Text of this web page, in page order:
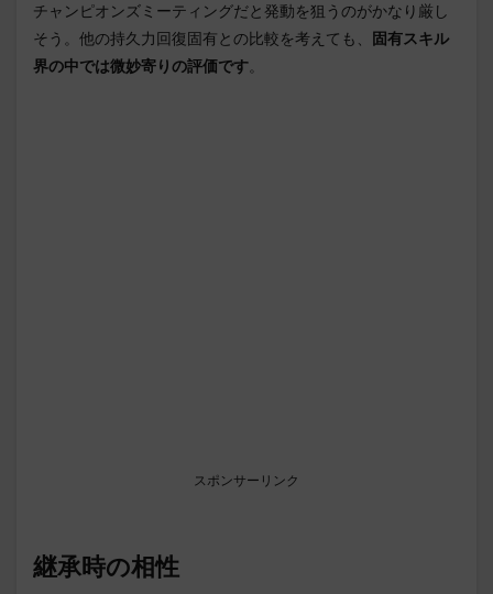
チャンピオンズミーティングだと発動を狙うのがかなり厳し
そう。他の持久力回復固有との比較を考えても、 固有スキル
界の中では微妙寄りの評価です。
スポンサーリンク
継承時の相性